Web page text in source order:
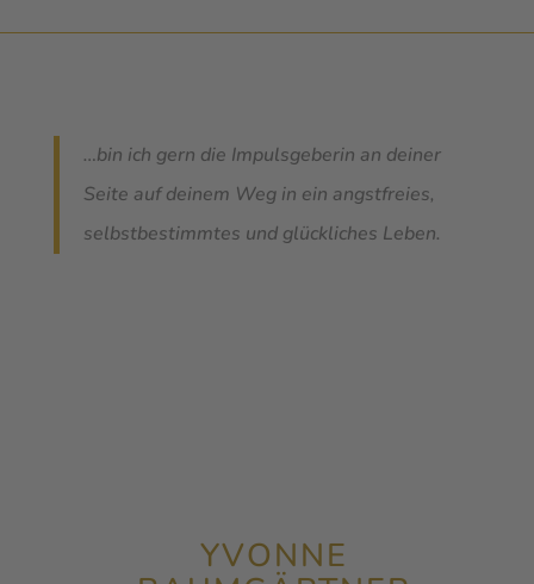
…bin ich gern die Impulsgeberin an deiner
Seite auf deinem Weg in ein angstfreies,
selbstbestimmtes und glückliches Leben.
YVONNE